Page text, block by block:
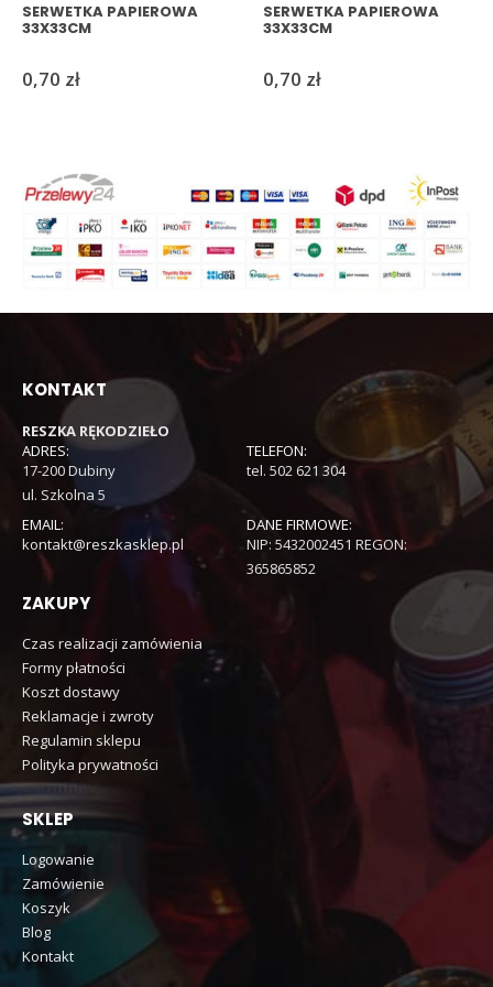
SERWETKA PAPIEROWA
33X33CM
0,70 zł
SERWETKA PAPIEROWA
33X33CM
0,70 zł
KONTAKT
RESZKA RĘKODZIEŁO
ADRES:
17-200 Dubiny
ul. Szkolna 5
TELEFON:
tel. 502 621 304
EMAIL:
kontakt@reszkasklep.pl
DANE FIRMOWE:
NIP: 5432002451 REGON:
365865852
ZAKUPY
Czas realizacji zamówienia
Formy płatności
Koszt dostawy
Reklamacje i zwroty
Regulamin sklepu
Polityka prywatności
SKLEP
Logowanie
Zamówienie
Koszyk
Blog
Kontakt